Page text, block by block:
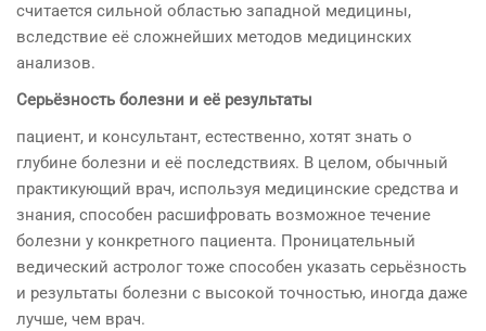
считается сильной областью западной медицины,
вследствие её сложнейших методов медицинских
анализов.
Серьёзность болезни и её результаты
пациент, и консультант, естественно, хотят знать о
глубине болезни и её последствиях. В целом, обычный
практикующий врач, используя медицинские средства и
знания, способен расшифровать возможное течение
болезни у конкретного пациента. Проницательный
ведический астролог тоже способен указать серьёзность
и результаты болезни с высокой точностью, иногда даже
лучше, чем врач.